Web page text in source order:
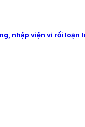
nhập viện vì rối loạn